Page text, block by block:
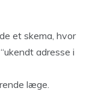
et skema, hvor
adresse i
læge.